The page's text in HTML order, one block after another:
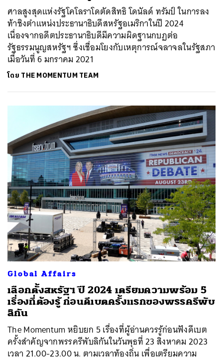
ศาลสูงสุดแห่งรัฐโคโลราโดตัดสิทธิ โดนัลด์ ทรัมป์ ในการลง
ท้าชิงตำแหน่งประธานาธิบดีสหรัฐอเมริกาในปี 2024
เนื่องจากอดีตประธานาธิบดีมีความผิดฐานกบฏต่อ
รัฐธรรมนูญสหรัฐฯ ซึ่งเชื่อมโยงกับเหตุการณ์จลาจลในรัฐสภา
เมื่อวันที่ 6 มกราคม 2021
โดย THE MOMENTUM TEAM
Global Affairs
เลือกตั้งสหรัฐฯ ปี 2024 เตรียมความพร้อม 5
เรื่องที่ต้องรู้ ก่อนดีเบตครั้งแรกของพรรครีพับ
ลิกัน
The Momentum หยิบยก 5 เรื่องที่ผู้อ่านควรรู้ก่อนฟังดีเบต
ครั้งสำคัญจากพรรครีพับลิกันในวันพุธที่ 23 สิงหาคม 2023
เวลา 21.00-23.00 น. ตามเวลาท้องถิ่น เพื่อเตรียมความ